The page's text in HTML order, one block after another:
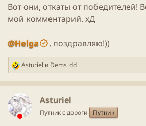
Вот они, откаты от победителей!
мой комментарий. хД
@Helga , поздравляю!))
Р
а
к
ц
и
Asturiel и Dems_dd
Asturiel
Путник с дороги Путник